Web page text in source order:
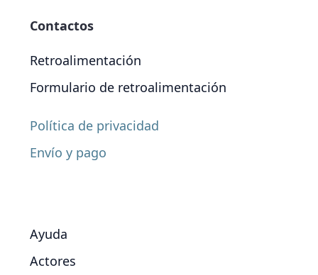
Contactos
Retroalimentación
Formulario de retroalimentación
Política de privacidad
Envío y pago
Ayuda
Actores